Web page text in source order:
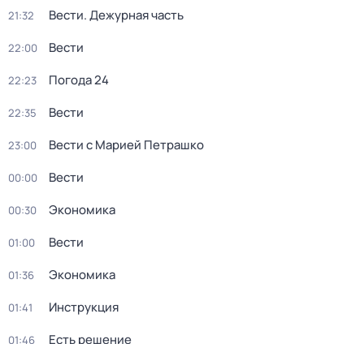
21:32 Вести. Дежурная часть
22:00 Вести
22:23 Погода 24
22:35 Вести
23:00 Вести с Марией Петрашко
00:00 Вести
00:30 Экономика
01:00 Вести
01:36 Экономика
01:41 Инструкция
01:46 Есть решение